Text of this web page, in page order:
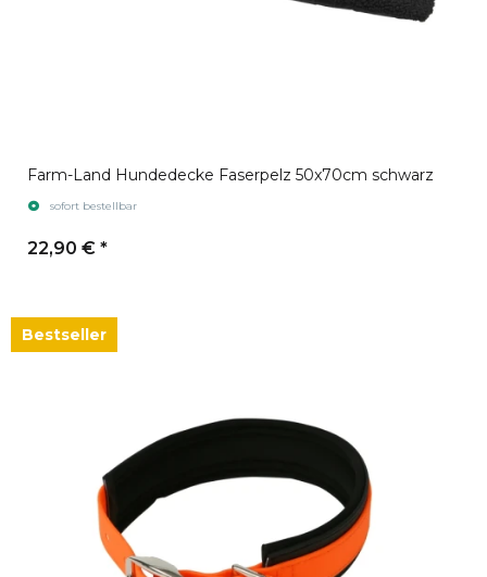
Farm-Land Hundedecke Faserpelz 50x70cm schwarz
sofort bestellbar
22,90 € *
Bestseller